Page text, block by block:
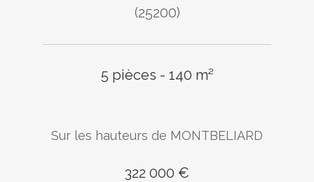
(25200)
5 pièces - 140 m²
Sur les hauteurs de MONTBELIARD
322 000 €
AFFINER LES CRITÈRES
Parking Terrasse Piscine